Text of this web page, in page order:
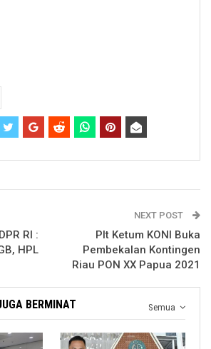
RI :
HPL
NEXT POST
Plt Ketum KONI Buka
Pembekalan Kontingen
Riau PON XX Papua 2021
Semua
BERMINAT